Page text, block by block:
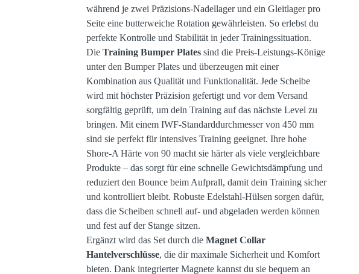
während je zwei Präzisions-Nadellager und ein Gleitlager pro
Seite eine butterweiche Rotation gewährleisten. So erlebst du
perfekte Kontrolle und Stabilität in jeder Trainingssituation.
Die Training Bumper Plates sind die Preis-Leistungs-Könige
unter den Bumper Plates und überzeugen mit einer
Kombination aus Qualität und Funktionalität. Jede Scheibe
wird mit höchster Präzision gefertigt und vor dem Versand
sorgfältig geprüft, um dein Training auf das nächste Level zu
bringen. Mit einem IWF-Standarddurchmesser von 450 mm
sind sie perfekt für intensives Training geeignet. Ihre hohe
Shore-A Härte von 90 macht sie härter als viele vergleichbare
Produkte – das sorgt für eine schnelle Gewichtsdämpfung und
reduziert den Bounce beim Aufprall, damit dein Training sicher
und kontrolliert bleibt. Robuste Edelstahl-Hülsen sorgen dafür,
dass die Scheiben schnell auf- und abgeladen werden können
und fest auf der Stange sitzen.
Ergänzt wird das Set durch die Magnet Collar
Hantelverschlüsse, die dir maximale Sicherheit und Komfort
bieten. Dank integrierter Magnete kannst du sie bequem an